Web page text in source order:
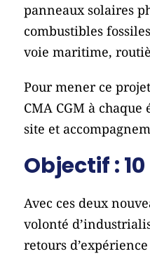
panneaux solaires
combustibles
voie maritime,
Pour mener ce
CMA CGM à
site et
Objectif :
Avec ces deux
volonté
retours